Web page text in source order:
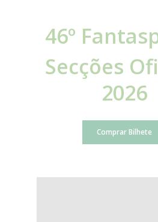
46º
Secções
2026
Comprar Bilhete